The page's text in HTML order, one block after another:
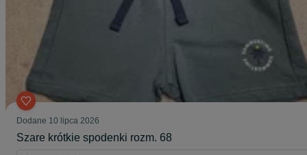
Dodane 10 lipca 2026
Szare krótkie spodenki rozm. 68